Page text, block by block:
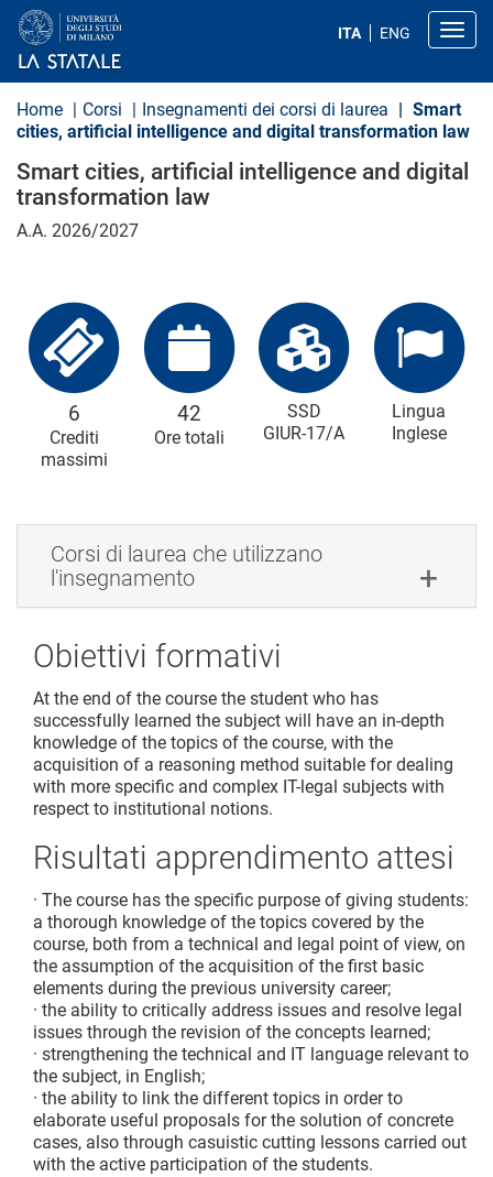
a
ITA ENG
Home Corsi Insegnamenti dei corsi di laurea
Smart
cities, artificial intelligence and digital transformation law
Smart cities, artificial intelligence and digital
transformation law
A.A. 2026/2027
6
Crediti
massimi
42
Ore totali
SSD
GIUR-17/A
Lingua
Inglese
Corsi di laurea che utilizzano
l'insegnamento
Obiettivi formativi
At the end of the course the student who has
successfully learned the subject will have an in-depth
knowledge of the topics of the course, with the
acquisition of a reasoning method suitable for dealing
with more specific and complex IT-legal subjects with
respect to institutional notions.
Risultati apprendimento attesi
· The course has the specific purpose of giving students:
a thorough knowledge of the topics covered by the
course, both from a technical and legal point of view, on
the assumption of the acquisition of the first basic
elements during the previous university career;
· the ability to critically address issues and resolve legal
issues through the revision of the concepts learned;
· strengthening the technical and IT language relevant to
the subject, in English;
· the ability to link the different topics in order to
elaborate useful proposals for the solution of concrete
cases, also through casuistic cutting lessons carried out
with the active participation of the students.